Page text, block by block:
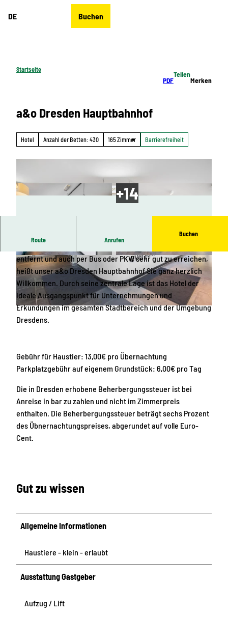
DE Buchen
Startseite
PDF
Teilen
Merken
a&o Dresden Hauptbahnhof
Hotel Anzahl der Betten: 430 165 Zimmer Barrierefreiheit
R
e
p
t
i
o
L
o
b
b
y
L
o
b
b
y
Route Anrufen
Buchen
entfernt und auch per Bus oder PKW sehr gut zu erreichen,
heißt unser a&o Dresden Hauptbahnhof Sie ganz herzlich
Willkommen. Durch seine zentrale Lage ist das Hotel der
ideale Ausgangspunkt für Unternehmungen und
Erkundungen im gesamten Stadtbereich und der Umgebung
Dresdens.
Gebühr für Haustier: 13,00€ pro Übernachtung
Parkplatzgebühr auf eigenem Grundstück: 6,00€ pro Tag
Die in Dresden erhobene Beherbergungssteuer ist bei
Anreise in bar zu zahlen und nicht im Zimmerpreis
enthalten. Die Beherbergungssteuer beträgt sechs Prozent
des Übnernachtungspreises, abgerundet auf volle Euro-
Cent.
Gut zu wissen
Allgemeine Informationen
Haustiere - klein - erlaubt
Ausstattung Gastgeber
Aufzug / Lift